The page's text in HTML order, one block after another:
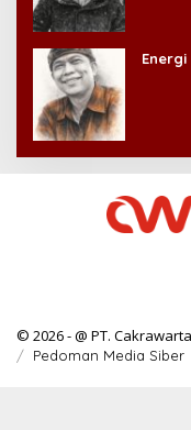
© 2026 - @ PT.
Pedoman Media Siber